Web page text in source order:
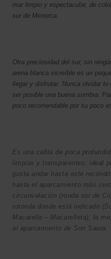
mar limpio y espectacular, de
sur de Menorca.
Otra preciosidad del sur, sin
arena blanca increíble es un
llegar y disfrutar. Nunca olvidar
ser posible una buena sombra.
poco recomendable por su poco
Es una calita de poca
limpias y transparentes, ideal
gusta andar hasta este
hasta el aparcamiento más
circunvalación (ronda sur de
rotonda donde está indicado
Macarella – Macarelleta), la
al aparcamiento de Son Saura.